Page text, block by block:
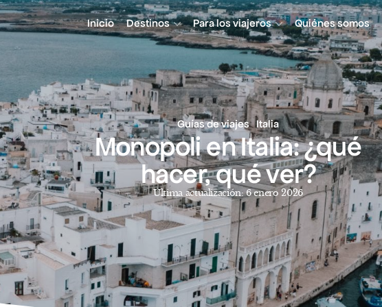
Inicio Destinos Para los viajeros Quiénes somos
Guías de viajes Italia
Monopoli en Italia: ¿qué
hacer, qué ver?
Última actualización: 6 enero 2026